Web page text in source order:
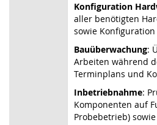
Konfiguration
aller benötigten
sowie
Bauüberwachung:
Arbeiten während
Terminplans und
Inbetriebnahme:
Komponenten auf
Probebetrieb)